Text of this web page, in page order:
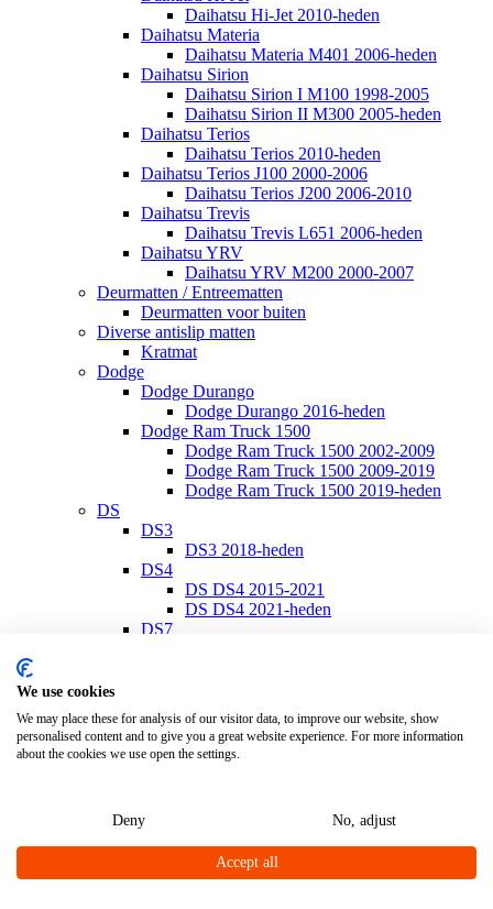
Daihatsu Hi-Jet 2010-heden
Daihatsu Materia
Daihatsu Materia M401 2006-heden
Daihatsu Sirion
Daihatsu Sirion I M100 1998-2005
Daihatsu Sirion II M300 2005-heden
Daihatsu Terios
Daihatsu Terios 2010-heden
Daihatsu Terios J100 2000-2006
Daihatsu Terios J200 2006-2010
Daihatsu Trevis
Daihatsu Trevis L651 2006-heden
Daihatsu YRV
Daihatsu YRV M200 2000-2007
Deurmatten / Entreematten
Deurmatten voor buiten
Diverse antislip matten
Kratmat
Dodge
Dodge Durango
Dodge Durango 2016-heden
Dodge Ram Truck 1500
Dodge Ram Truck 1500 2002-2009
Dodge Ram Truck 1500 2009-2019
Dodge Ram Truck 1500 2019-heden
DS
DS3
DS3 2018-heden
DS4
DS DS4 2015-2021
DS DS4 2021-heden
DS7
Ferrari California T 2014-2017
Ferrari Portofino
Ferrari Portofino 2018-heden
Fiat 500/500 C 2007-heden
Fiat 500E 2020-heden
Fiat 500L 2013-heden
We use cookies
We may place these for analysis of our visitor data, to improve our website, show
personalised content and to give you a great website experience. For more information
about the cookies we use open the settings.
Deny No, adjust
Accept all